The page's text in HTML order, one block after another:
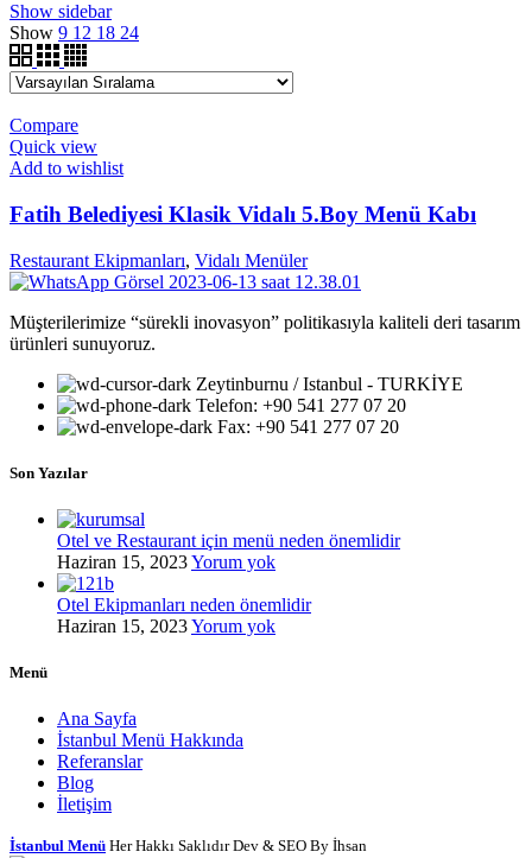
Show sidebar
Show 9 12 18 24
Compare
Quick view
Add to wishlist
Fatih Belediyesi Klasik Vidalı 5.Boy Menü Kabı
Restaurant Ekipmanları, Vidalı Menüler
Müşterilerimize “sürekli inovasyon” politikasıyla kaliteli deri tasarım
ürünleri sunuyoruz.
Zeytinburnu / Istanbul - TURKİYE
Telefon: +90 541 277 07 20
Fax: +90 541 277 07 20
Son Yazılar
Otel ve Restaurant için menü neden önemlidir
Haziran 15, 2023Yorum yok
Otel Ekipmanları neden önemlidir
Haziran 15, 2023Yorum yok
Menü
Ana Sayfa
İstanbul Menü Hakkında
Referanslar
Blog
İletişim
İstanbul Menü Her Hakkı Saklıdır Dev & SEO By İhsan